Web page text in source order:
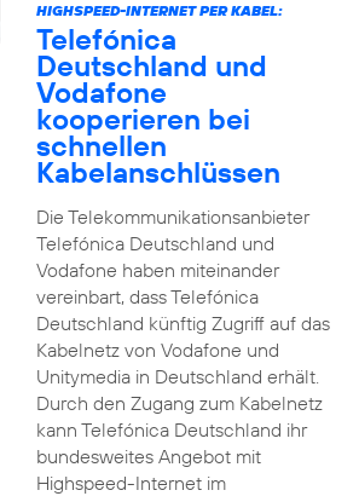
HIGHSPEED-INTERNET PER KABEL:
Telefónica
Deutschland und
Vodafone
kooperieren bei
schnellen
Kabelanschlüssen
Die Telekommunikationsanbieter
Telefónica Deutschland und
Vodafone haben miteinander
vereinbart, dass Telefónica
Deutschland künftig Zugriff auf das
Kabelnetz von Vodafone und
Unitymedia in Deutschland erhält.
Durch den Zugang zum Kabelnetz
kann Telefónica Deutschland ihr
bundesweites Angebot mit
Highspeed-Internet im